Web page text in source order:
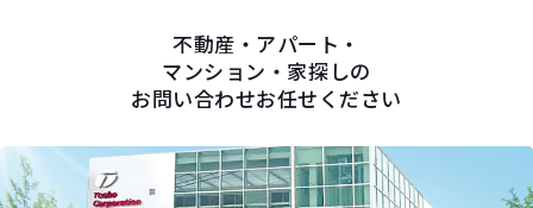
不動産・アパート・
マンション・家探しの
お問い合わせお任せください